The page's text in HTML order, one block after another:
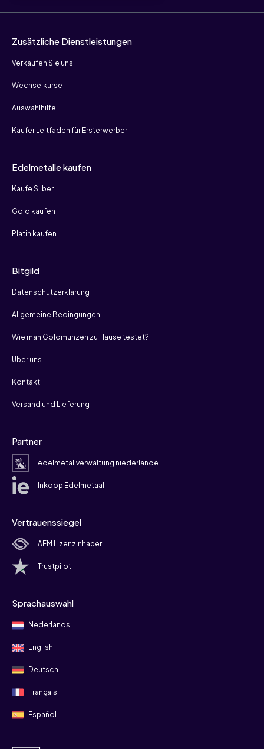
Zusätzliche Dienstleistungen
Verkaufen Sie uns
Wechselkurse
Auswahlhilfe
Käufer Leitfaden für Ersterwerber
Edelmetalle kaufen
Kaufe Silber
Gold kaufen
Platin kaufen
Bitgild
Datenschutzerklärung
Allgemeine Bedingungen
Wie man Goldmünzen zu Hause testet?
Über uns
Kontakt
Versand und Lieferung
Partner
edelmetallverwaltung niederlande
Inkoop Edelmetaal
Vertrauenssiegel
AFM Lizenzinhaber
Trustpilot
Sprachauswahl
Nederlands
English
Deutsch
Français
Español